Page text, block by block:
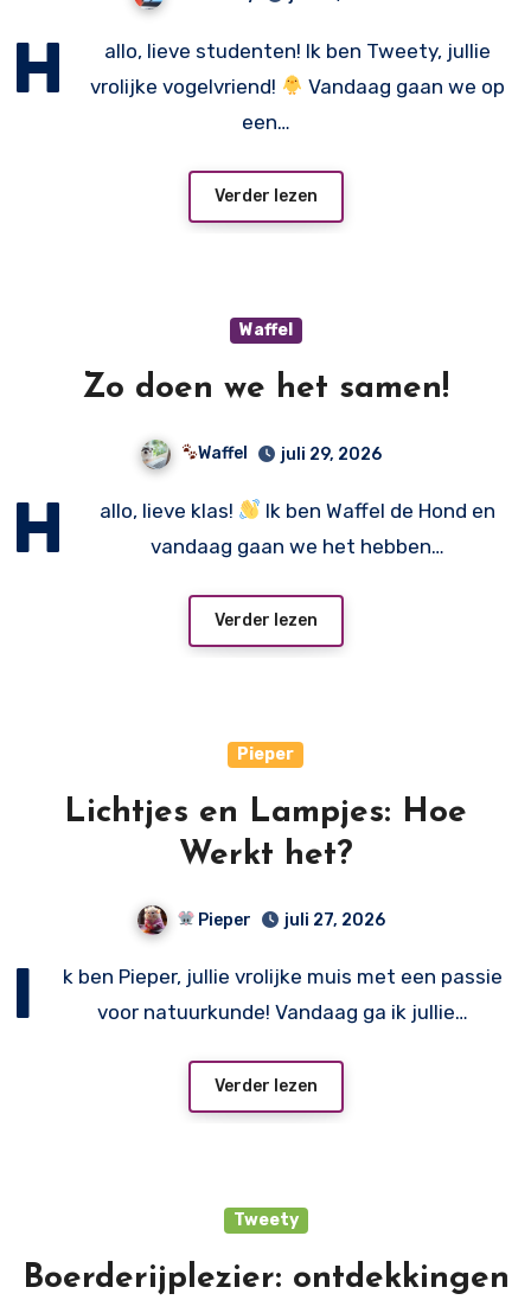
H
allo, lieve studenten! Ik ben Tweety, jullie
vrolijke vogelvriend!
Vandaag gaan we op
een…
Verder lezen
Waffel
Zo doen we het samen!
Waffel juli 29, 2026
H allo, lieve klas!
Ik ben Waffel de Hond en
vandaag gaan we het hebben…
Verder lezen
Pieper
Lichtjes en Lampjes: Hoe
Werkt het?
Pieper juli 27, 2026
I
k ben Pieper, jullie vrolijke muis met een passie
voor natuurkunde! Vandaag ga ik jullie…
Verder lezen
Tweety
Boerderijplezier: ontdekkingen